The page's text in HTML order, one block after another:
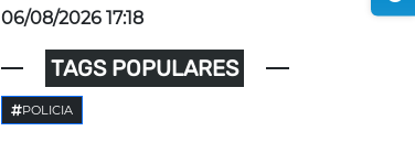
06/08/2026 17:18
TAGS POPULARES
POLICIA